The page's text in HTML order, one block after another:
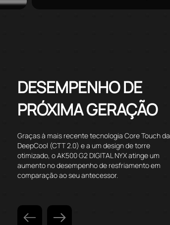
DESEMPENHO DE
PRÓXIMA GERAÇÃO
Graças à mais recente tecnologia Core Touch da
DeepCool (CTT 2.0) e a um design de torre
otimizado, o AK500 G2 DIGITAL NYX atinge um
aumento no desempenho de resfriamento em
comparação ao seu antecessor.